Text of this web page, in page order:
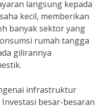
langsung kepada
kecil, memberikan
banyak sektor yang
rumah tangga
gilirannya
infrastruktur
besar-besaran